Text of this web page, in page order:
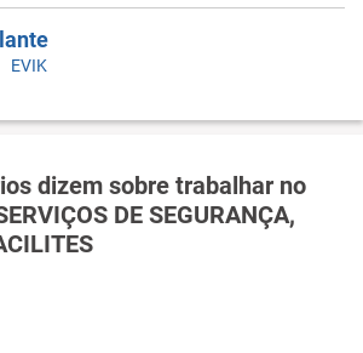
EVIK
dizem sobre trabalhar no
DE SEGURANÇA,